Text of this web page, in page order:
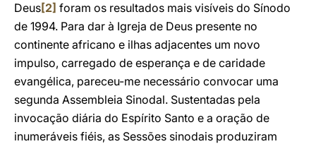
Deus[2] foram os resultados mais visíveis do Sínodo
de 1994. Para dar à Igreja de Deus presente no
continente africano e ilhas adjacentes um novo
impulso, carregado de esperança e de caridade
evangélica, pareceu-me necessário convocar uma
segunda Assembleia Sinodal. Sustentadas pela
invocação diária do Espírito Santo e a oração de
inumeráveis fiéis, as Sessões sinodais produziram